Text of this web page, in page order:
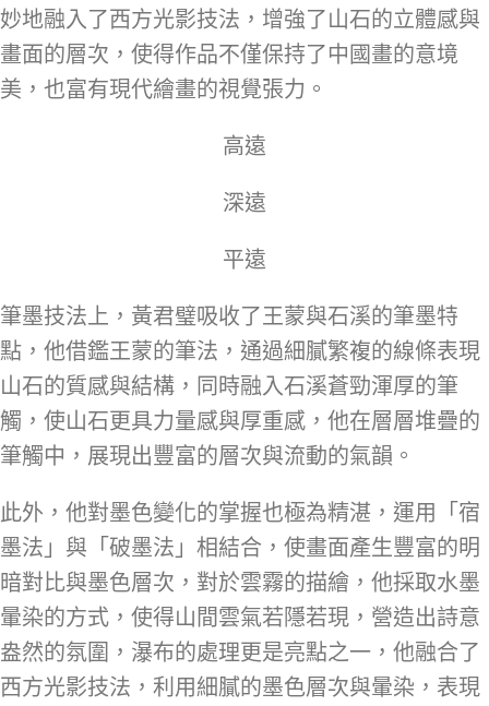
妙地融入了西方光影技法，增強了山石的立體感與
畫面的層次，使得作品不僅保持了中國畫的意境
美，也富有現代繪畫的視覺張力。
高遠
深遠
平遠
筆墨技法上，黃君璧吸收了王蒙與石溪的筆墨特
點，他借鑑王蒙的筆法，通過細膩繁複的線條表現
山石的質感與結構，同時融入石溪蒼勁渾厚的筆
觸，使山石更具力量感與厚重感，他在層層堆疊的
筆觸中，展現出豐富的層次與流動的氣韻。
此外，他對墨色變化的掌握也極為精湛，運用「宿
墨法」與「破墨法」相結合，使畫面產生豐富的明
暗對比與墨色層次，對於雲霧的描繪，他採取水墨
暈染的方式，使得山間雲氣若隱若現，營造出詩意
盎然的氛圍，瀑布的處理更是亮點之一，他融合了
西方光影技法，利用細膩的墨色層次與暈染，表現